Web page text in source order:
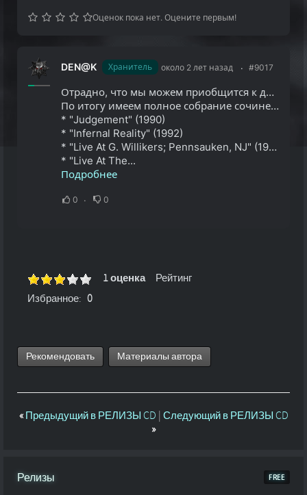
Оценок пока нет. Оцените первым!
DEN@K Хранитель около 2 лет назад #9017
Отрадно, что мы можем приобщится к давно канувшей истории ...
По итогу имеем полное собрание сочинений :
* "Judgement" (1990)
* "Infernal Reality" (1992)
* "Live At G. Willikers; Pennsauken, NJ" (1989)
* "Live At The...
Подробнее
0 0
Рейтинг
1 оценка
Избранное: 0
Рекомендовать Материалы автора
«Предыдущий в РЕЛИЗЫ CD
Следующий в РЕЛИЗЫ CD
»
Релизы